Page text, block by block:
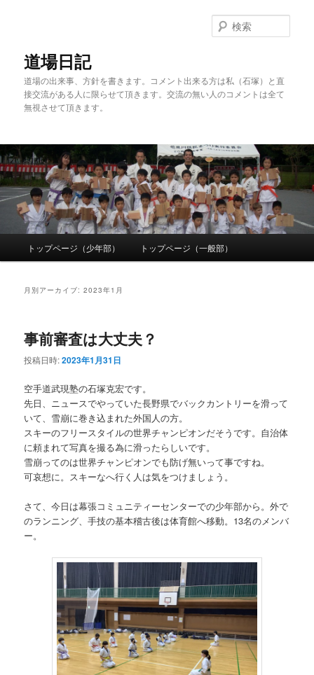
道場日記
道場の出来事、方針を書きます。コメント出来る方は私（石塚）と直
接交流がある人に限らせて頂きます。交流の無い人のコメントは全て
無視させて頂きます。
索
メ
コ
テ
ン
ツ
移
サ
ン
ン
ツ
へ
動
トップページ（少年部） トップページ（一般部）
月別アーカイブ:2023年1月
事前審査は大丈夫？
投稿日時:2023年1月31日
空手道武現塾の石塚克宏です。
先日、ニュースでやっていた長野県でバックカントリーを滑って
いて、雪崩に巻き込まれた外国人の方。
スキーのフリースタイルの世界チャンピオンだそうです。自治体
に頼まれて写真を撮る為に滑ったらしいです。
雪崩ってのは世界チャンピオンでも防げ無いって事ですね。
可哀想に。スキーなへ行く人は気をつけましょう。
さて、今日は幕張コミュニティーセンターでの少年部から。外で
のランニング、手技の基本稽古後は体育館へ移動。13名のメンバ
ー。